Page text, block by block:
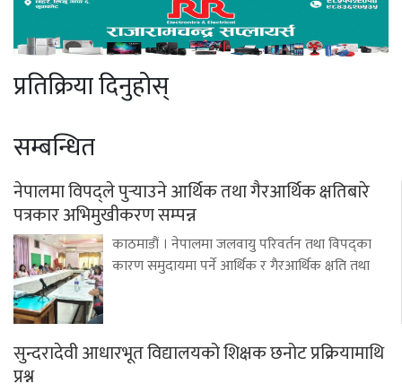
प्रतिक्रिया दिनुहोस्
सम्बन्धित
नेपालमा विपद्ले पुर्‍याउने आर्थिक तथा गैरआर्थिक क्षतिबारे
पत्रकार अभिमुखीकरण सम्पन्न
काठमाडौं । नेपालमा जलवायु परिवर्तन तथा विपद्का
कारण समुदायमा पर्ने आर्थिक र गैरआर्थिक क्षति तथा
सुन्दरादेवी आधारभूत विद्यालयको शिक्षक छनोट प्रक्रियामाथि
प्रश्न